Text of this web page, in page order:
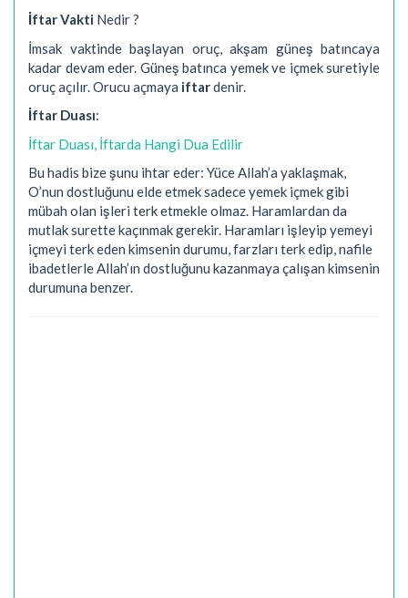
İftar Vakti Nedir ?
İmsak vaktinde başlayan oruç, akşam güneş batıncaya
kadar devam eder. Güneş batınca yemek ve içmek suretiyle
oruç açılır. Orucu açmaya iftardenir.
İftar Duası:
İftar Duası, İftarda Hangi Dua Edilir
Bu hadis bize şunu ihtar eder: Yüce Allah’a yaklaşmak,
O’nun dostluğunu elde etmek sadece yemek içmek gibi
mübah olan işleri terk etmekle olmaz. Haramlardan da
mutlak surette kaçınmak gerekir. Haramları işleyip yemeyi
içmeyi terk eden kimsenin durumu, farzları terk edip, nafile
ibadetlerle Allah’ın dostluğunu kazanmaya çalışan kimsenin
durumuna benzer.